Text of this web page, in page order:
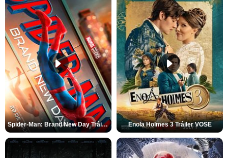
Spider-Man: Brand New Day Tráiler (3) Enola Holmes 3 Tráiler VOSE